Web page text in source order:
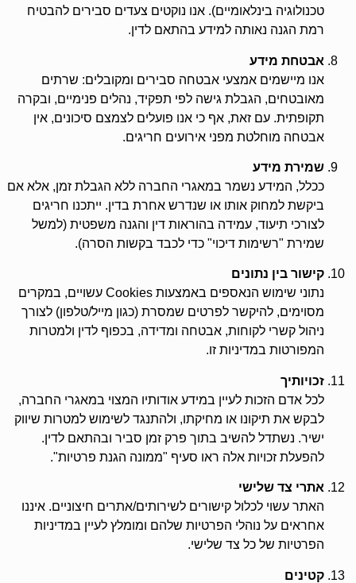
טכנולוגיה בינלאומיים). אנו נוקטים צעדים סבירים להבטיח
רמת הגנה נאותה למידע בהתאם לדין.
אבטחת מידע
אנו מיישמים אמצעי אבטחה סבירים ומקובלים: שרתים
מאובטחים, הגבלת גישה לפי תפקיד, נהלים פנימיים, ובקרה
תקופתית. עם זאת, אף כי אנו פועלים לצמצם סיכונים, אין
אבטחה מוחלטת מפני אירועים חריגים.
שמירת מידע
ככלל, המידע נשמר במאגרי החברה ללא הגבלת זמן, אלא אם
ביקשת למחוק אותו או שנדרש אחרת בדין. ייתכנו חריגים
לצורכי תיעוד, עמידה בהוראות דין והגנה משפטית (למשל
שמירת "רשימות דיכוי" כדי לכבד בקשות הסרה).
קישור בין נתונים
נתוני שימוש הנאספים באמצעות Cookies עשויים, במקרים
מסוימים, להיקשר לפרטים שמסרת (כגון מייל/טלפון) לצורך
ניהול קשרי לקוחות, אבטחה ומדידה, בכפוף לדין ולמטרות
המפורטות במדיניות זו.
זכויותיך
לכל אדם הזכות לעיין במידע אודותיו המצוי במאגרי החברה,
לבקש את תיקונו או מחיקתו, ולהתנגד לשימוש למטרות שיווק
ישיר. נשתדל להשיב בתוך פרק זמן סביר ובהתאם לדין.
להפעלת זכויות אלה ראו סעיף "ממונה הגנת פרטיות".
אתרי צד שלישי
האתר עשוי לכלול קישורים לשירותים/אתרים חיצוניים. איננו
אחראים על נוהלי הפרטיות שלהם ומומלץ לעיין במדיניות
הפרטיות של כל צד שלישי.
קטינים